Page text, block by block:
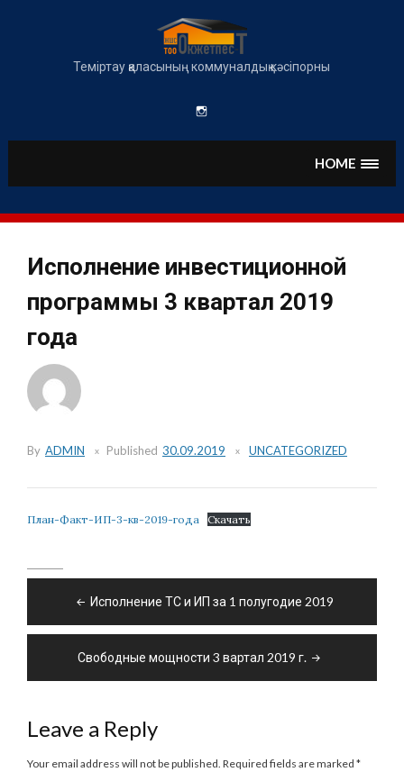
to
content
Теміртау қаласының коммуналдық кәсіпорны
HOME
Исполнение инвестиционной
программы 3 квартал 2019
года
By ADMIN Published 30.09.2019 UNCATEGORIZED
План-Факт-ИП-3-кв-2019-года Скачать
navigationИсполнение ТС и ИП за 1 полугодие 2019
Свободные мощности 3 вартал 2019 г.
Leave a Reply
Your email address will not be published. Required fields are marked *